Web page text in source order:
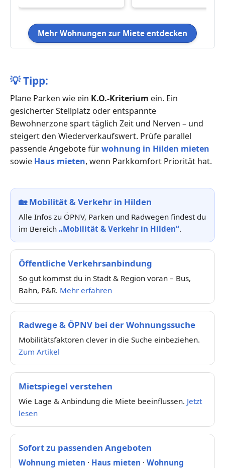
Mehr Wohnungen zur Miete entdecken
💡Tipp:
Plane Parken wie ein K.O.-Kriterium ein. Ein
gesicherter Stellplatz oder entspannte
Bewohnerzone spart täglich Zeit und Nerven – und
steigert den Wiederverkaufswert. Prüfe parallel
passende Angebote fürwohnung in Hilden mieten
sowie Haus mieten, wenn Parkkomfort Priorität hat.
🏡Mobilität & Verkehr in Hilden
Alle Infos zu ÖPNV, Parken und Radwegen findest du
im Bereich „Mobilität & Verkehr in Hilden“.
Öffentliche Verkehrsanbindung
So gut kommst du in Stadt & Region voran – Bus,
Bahn, P&R. Mehr erfahren
Radwege & ÖPNV bei der Wohnungssuche
Mobilitätsfaktoren clever in die Suche einbeziehen.
Zum Artikel
Mietspiegel verstehen
Wie Lage & Anbindung die Miete beeinflussen. Jetzt
lesen
Sofort zu passenden Angeboten
Wohnung mieten · Haus mieten · Wohnung